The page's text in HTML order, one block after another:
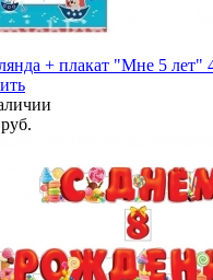
+ плакат "Мне 5 лет"